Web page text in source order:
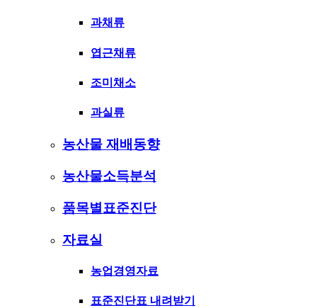
과채류
엽근채류
조미채소
과실류
농산물 재배동향
농산물소득분석
품목별표준진단
자료실
농업경영자료
표준진단표 내려받기